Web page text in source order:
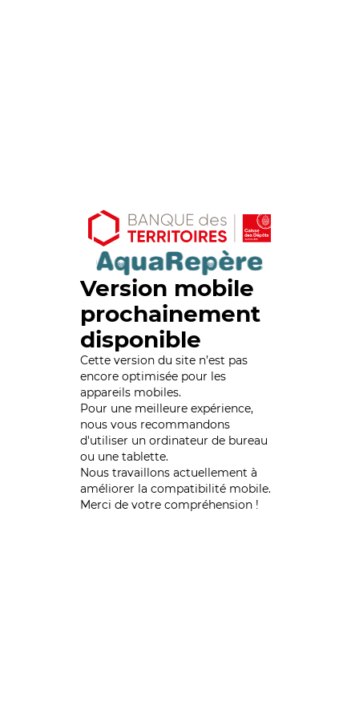
Version mobile
prochainement
disponible
Cette version du site n’est pas
encore optimisée pour les
appareils mobiles.
Pour une meilleure expérience,
nous vous recommandons
d'utiliser un ordinateur de bureau
ou une tablette.
Nous travaillons actuellement à
améliorer la compatibilité mobile.
Merci de votre compréhension !